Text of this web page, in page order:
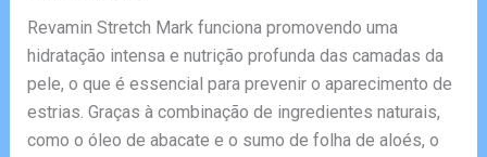
Revamin Stretch Mark funciona promovendo uma
hidratação intensa e nutrição profunda das camadas da
pele, o que é essencial para prevenir o aparecimento de
estrias. Graças à combinação de ingredientes naturais,
como o óleo de abacate e o sumo de folha de aloés, o